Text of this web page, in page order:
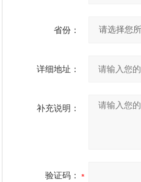
省份：
详细地址：
补充说明：
验证码：